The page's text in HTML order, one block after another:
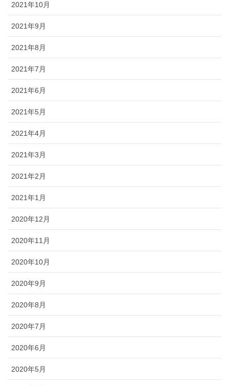
2021年10月
2021年9月
2021年8月
2021年7月
2021年6月
2021年5月
2021年4月
2021年3月
2021年2月
2021年1月
2020年12月
2020年11月
2020年10月
2020年9月
2020年8月
2020年7月
2020年6月
2020年5月